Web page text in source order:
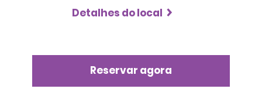
Detalhes do local
Reservar agora